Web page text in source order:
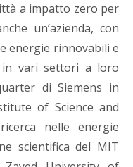
a impatto zero per
un’azienda, con
energie rinnovabili e
in vari settori a loro
di Siemens in
of Science and
nelle energie
scientifica del MIT